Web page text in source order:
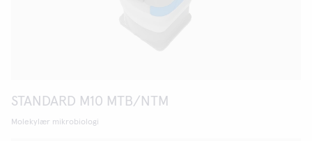
STANDARD M10 MTB/NTM
Molekylær mikrobiologi